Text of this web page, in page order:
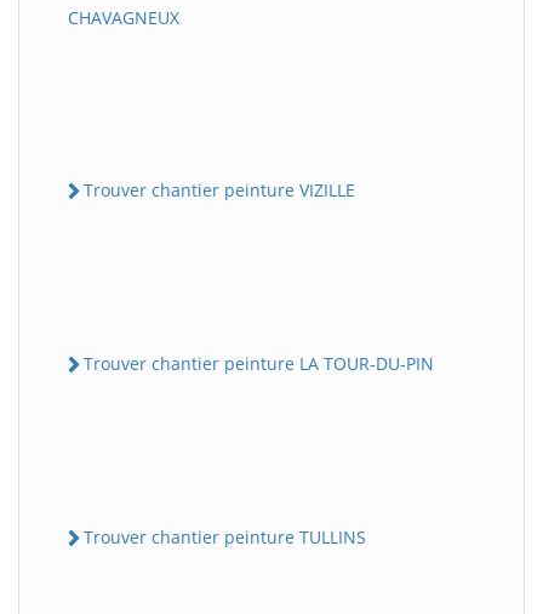
CHAVAGNEUX
Trouver chantier peinture VIZILLE
Trouver chantier peinture LA TOUR-DU-PIN
Trouver chantier peinture TULLINS